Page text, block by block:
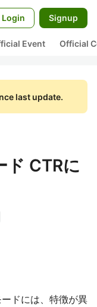
Login Signup
Event Official
last update.
ド CTRに
ドには、特徴が異